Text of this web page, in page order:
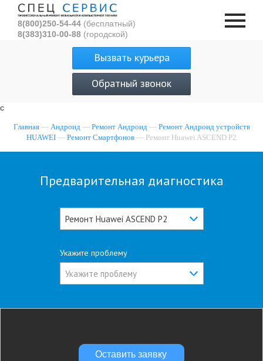
с
8(800)250-54-44 (бесплатный)
8(383)310-00-88 (городской)
Вызвать курьера
Обратный звонок
Главная— Андроид — Ремонт Андроид — Ремонт Андроид устройств
HUAWEI — Ремонт Смартфонов — Ремонт Huawei ASCEND P2
Предварительная диагностика
Ремонт Huawei ASCEND P2
Укажите проблему
Укажите проблему
Оставить заявку